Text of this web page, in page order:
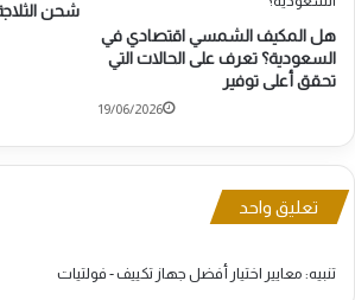
شحن
هل المكيف الشمسي اقتصادي في
السعودية؟ تعرف على الحالات التي
تحقق أعلى توفير
19/06/2026
تعليق واحد
تنبيه: معايير اختيار أفضل جهاز تكييف - فولتيات